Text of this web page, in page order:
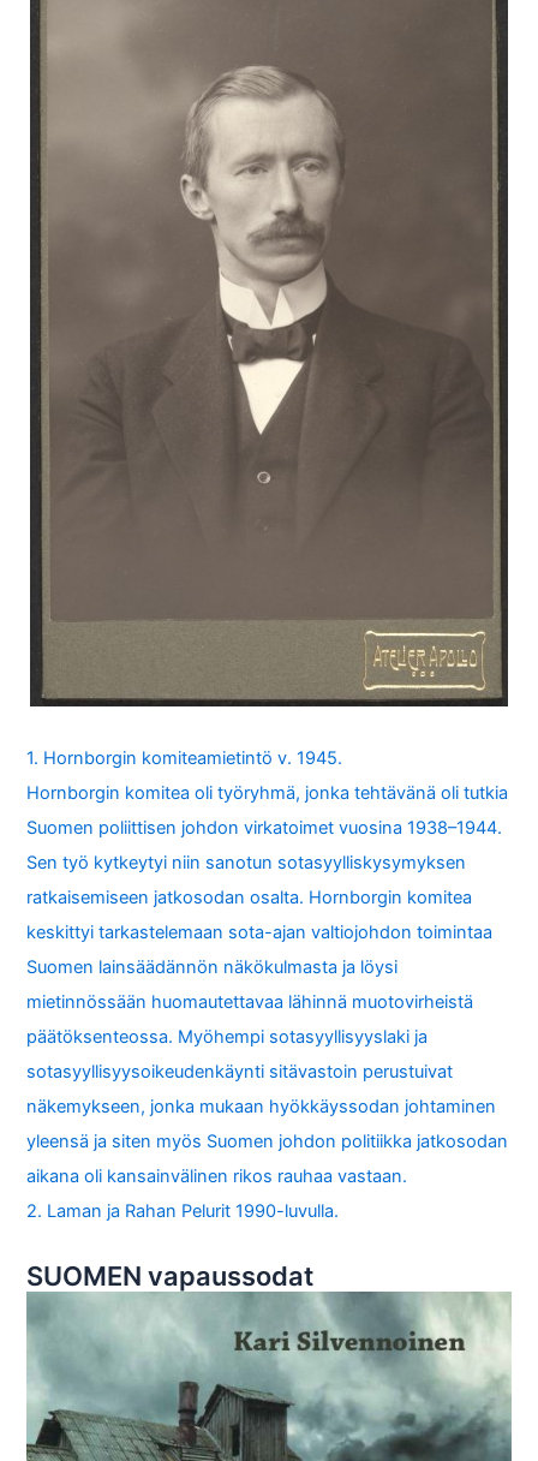
1. Hornborgin komiteamietintö v. 1945.
Hornborgin komitea oli työryhmä, jonka tehtävänä oli tutkia
Suomen poliittisen johdon virkatoimet vuosina 1938–1944.
Sen työ kytkeytyi niin sanotun sotasyylliskysymyksen
ratkaisemiseen jatkosodan osalta. Hornborgin komitea
keskittyi tarkastelemaan sota-ajan valtiojohdon toimintaa
Suomen lainsäädännön näkökulmasta ja löysi
mietinnössään huomautettavaa lähinnä muotovirheistä
päätöksenteossa. Myöhempi sotasyyllisyyslaki ja
sotasyyllisyysoikeudenkäynti sitävastoin perustuivat
näkemykseen, jonka mukaan hyökkäyssodan johtaminen
yleensä ja siten myös Suomen johdon politiikka jatkosodan
aikana oli kansainvälinen rikos rauhaa vastaan.
2. Laman ja Rahan Pelurit 1990-luvulla.
SUOMEN vapaussodat